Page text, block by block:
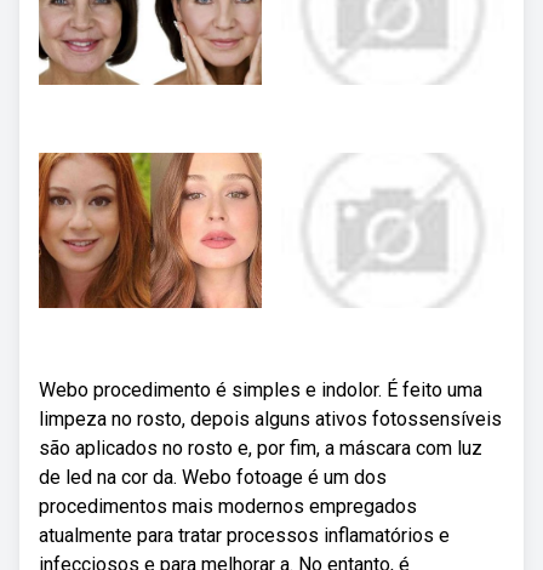
Webo procedimento é simples e indolor. É feito uma
limpeza no rosto, depois alguns ativos fotossensíveis
são aplicados no rosto e, por fim, a máscara com luz
de led na cor da. Webo fotoage é um dos
procedimentos mais modernos empregados
atualmente para tratar processos inflamatórios e
infecciosos e para melhorar a. No entanto, é